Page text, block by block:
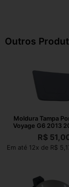
Outros
Moldura Tampa
Voyage G6 2013
2016
R$
Em até 12x de R$